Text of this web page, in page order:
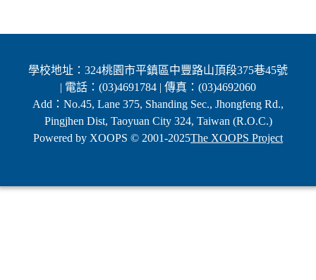
學校地址：324桃園市平鎮區中豐路山頂段375巷45號
| 電話：(03)4691784 | 傳真：(03)4692060
Add：No.45, Lane 375, Shanding Sec., Jhongfeng Rd.,
Pingjhen Dist, Taoyuan City 324, Taiwan (R.O.C.)
Powered by XOOPS © 2001-2025The XOOPS Project